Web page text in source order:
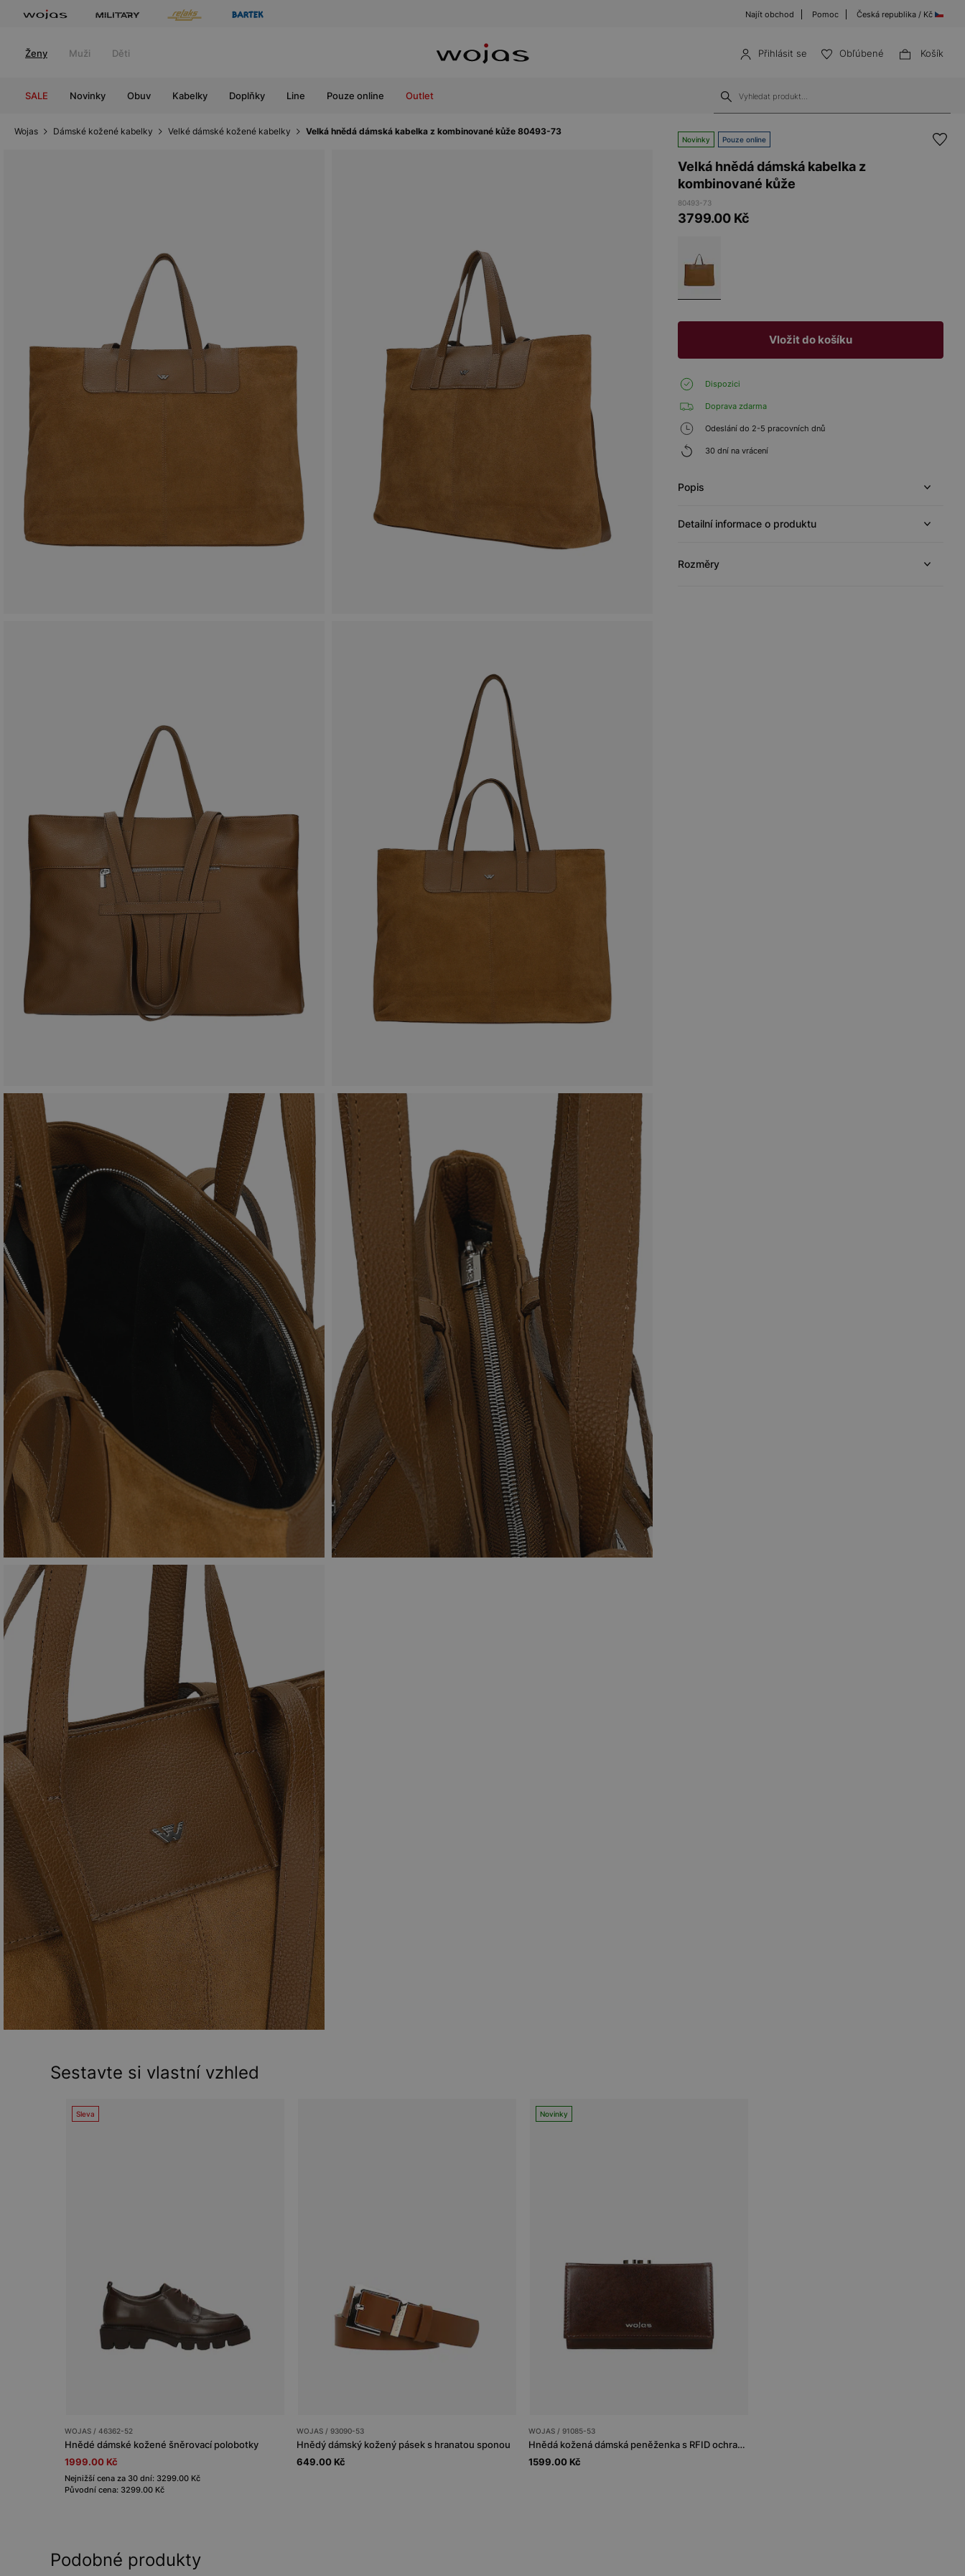
Najít obchod Pomoc Česká republika / Kč
Ženy Muži Děti Přihlásit se Obľúbené Košík
SALE Novinky Obuv Kabelky Doplňky Line Pouze online Outlet
Wojas Dámské kožené kabelky Velké dámské kožené kabelky Velká hnědá dámská kabelka z kombinované kůže 80493-73
Novinky Pouze online
Velká hnědá dámská kabelka z
kombinované kůže
80493-73
3799.00 Kč
Vložit do košíku
Dispozici
Doprava zdarma
Odeslání do 2-5 pracovních dnů
30 dní na vrácení
Popis
Detailní informace o produktu
Rozměry
Sestavte si vlastní vzhled
Sleva
WOJAS / 46362-52
Hnědé dámské kožené šněrovací polobotky
1999.00 Kč
Nejnižší cena za 30 dní: 3299.00 Kč
Původní cena: 3299.00 Kč
WOJAS / 93090-53
Hnědý dámský kožený pásek s hranatou sponou
649.00 Kč
Novinky
WOJAS / 91085-53
Hnědá kožená dámská peněženka s RFID ochranou
1599.00 Kč
Podobné produkty